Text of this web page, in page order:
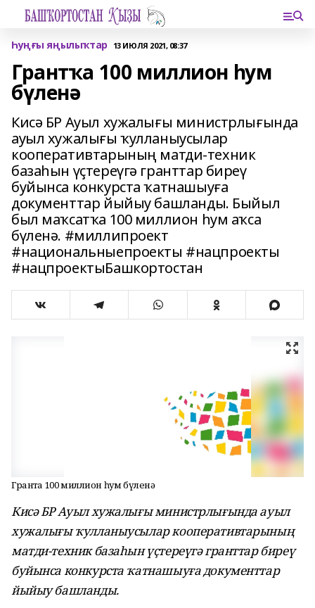
Һуңғы яңылыҡтар 13 ИЮЛЯ 2021, 08:37
Грантҡа 100 миллион һум
бүленә
Кисә БР Ауыл хужалығы министрлығында
ауыл хужалығы ҡулланыусылар
кооперативтарының матди-техник
базаһын үҫтереүгә гранттар биреү
буйынса конкурста ҡатнашыуға
документтар йыйыу башланды. Быйыл
был маҡсатҡа 100 миллион һум аҡса
бүленә. #миллипроект
#национальныепроекты #нацпроекты
#нацпроектыБашкортостан
Грантҡа 100 миллион һум бүленә
Кисә БР Ауыл хужалығы министрлығында ауыл
хужалығы ҡулланыусылар кооперативтарының
матди-техник базаһын үҫтереүгә гранттар биреү
буйынса конкурста ҡатнашыуға документтар
йыйыу башланды.